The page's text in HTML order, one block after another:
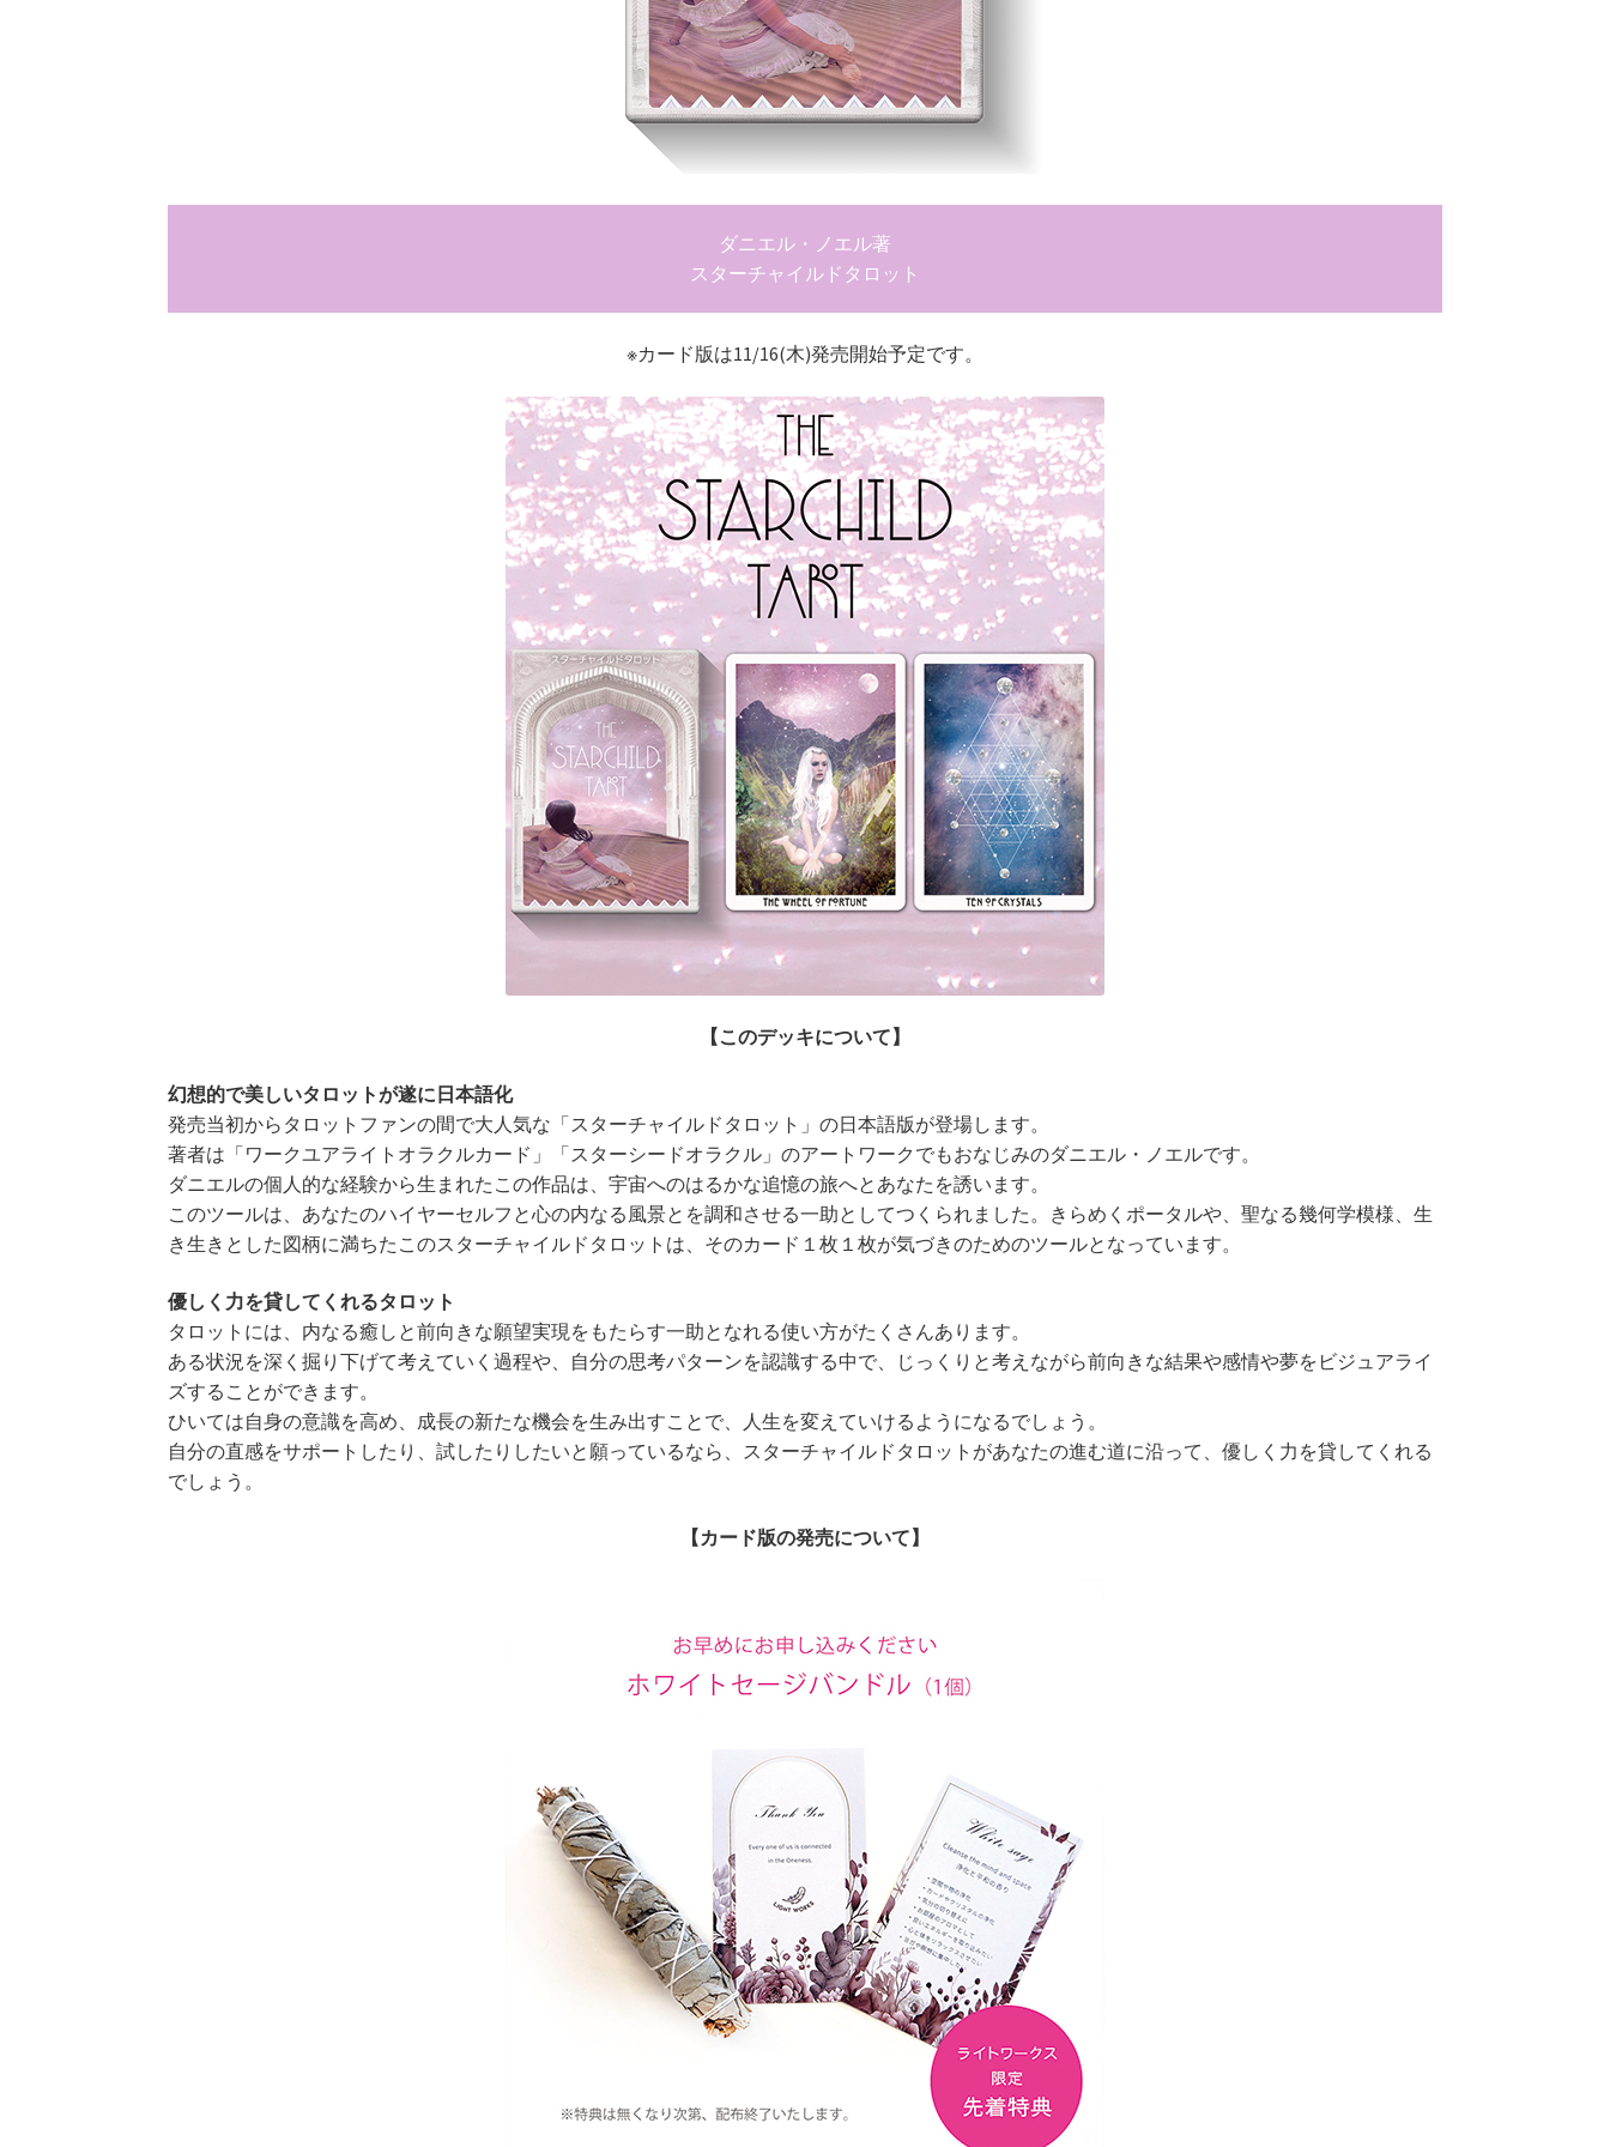
ダニエル・ノエル著
スターチャイルドタロット
※カード版は11/16(木)発売開始予定です。
【このデッキについて】
幻想的で美しいタロットが遂に日本語化
発売当初からタロットファンの間で大人気な「スターチャイルドタロット」の日本語版が登場します。
著者は「ワークユアライトオラクルカード」「スターシードオラクル」のアートワークでもおなじみのダニエル・ノエルです。
ダニエルの個人的な経験から生まれたこの作品は、宇宙へのはるかな追憶の旅へとあなたを誘います。
このツールは、あなたのハイヤーセルフと心の内なる風景とを調和させる一助としてつくられました。きらめくポータルや、聖なる幾何学模様、生
き生きとした図柄に満ちたこのスターチャイルドタロットは、そのカード１枚１枚が気づきのためのツールとなっています。
優しく力を貸してくれるタロット
タロットには、内なる癒しと前向きな願望実現をもたらす一助となれる使い方がたくさんあります。
ある状況を深く掘り下げて考えていく過程や、自分の思考パターンを認識する中で、じっくりと考えながら前向きな結果や感情や夢をビジュアライ
ズすることができます。
ひいては自身の意識を高め、成長の新たな機会を生み出すことで、人生を変えていけるようになるでしょう。
自分の直感をサポートしたり、試したりしたいと願っているなら、スターチャイルドタロットがあなたの進む道に沿って、優しく力を貸してくれる
でしょう。
【カード版の発売について】